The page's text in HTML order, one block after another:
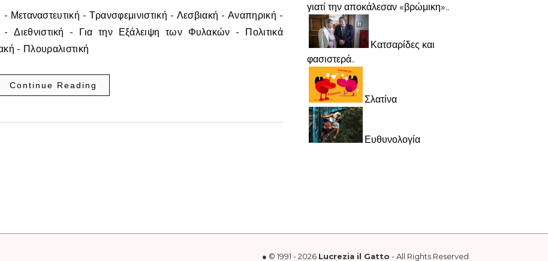
- Μεταναστευτική - Τρανσφεμινιστική - Λεσβιακή - Αναπηρική -
- Διεθνιστική - Για την Εξάλειψη των Φυλακών - Πολιτικά
- Πλουραλιστική
Continue Reading
γιατί την αποκάλεσαν «βρώμικη»..
Κατσαρίδες και
φασιστερά..
Σλατίνα
Ευθυνολογία
● © 1991 - 2026 Lucrezia il Gatto - All Rights Reserved